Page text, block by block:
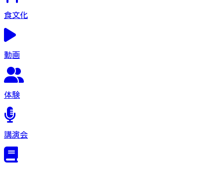
食文化
動画
体験
講演会